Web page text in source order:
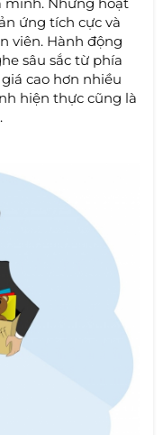
ứng tích cực và
viên. Hành động
sâu sắc từ phía
cao hơn nhiều
hiện thực cũng là